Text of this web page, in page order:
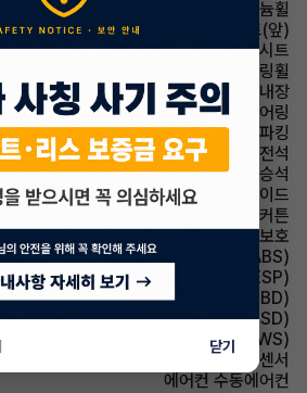
휠타이어 알루미늄휠
시트 열선시트(앞)
시트 인조가죽시트
스티어링휠 가죽스티어링휠
스티어링휠 열선내장
스티어링휠 텔레스코픽 스티어링
파킹 전자식 파킹
에어백 운전석
에어백 동승석
에어백 사이드
에어백 커튼
에어백 무릎보호
주행안전 미끄럼 방지장치(ABS)
안전 차체자세제어장치(VDC,ESC,ESP)
주행안전 제동력 분배 장치(EBD)
주행안전 후측방경보시스템(BSD)
주행안전 차선이탈경보(LDWS)
주차보조 후방감지센서
에어컨 수동에어컨
닫기